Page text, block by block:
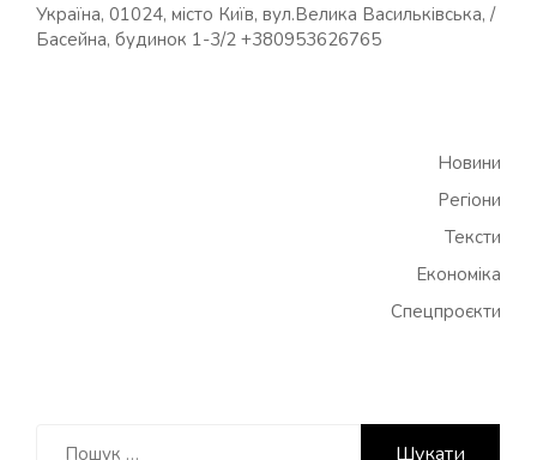
Україна, 01024, місто Київ, вул.Велика Васильківська, /
Басейна, будинок 1-3/2 +380953626765
Новини
Регіони
Тексти
Економіка
Спецпроєкти